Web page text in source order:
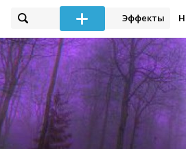
Эффекты